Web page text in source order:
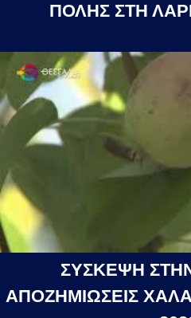
ΠΟΛΗΣ ΣΤΗ
ΣΥΣΚΕΨΗ
ΑΠΟΖΗΜΙΩΣΕΙΣ